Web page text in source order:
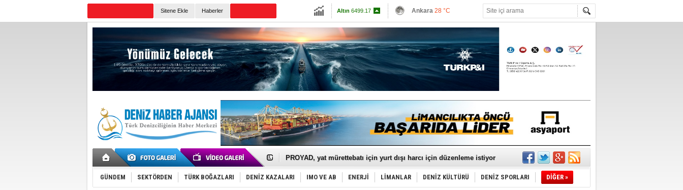
Sitene Ekle Haberler
Altın 6499.17
Euro54.9515
Ankara 28 °C
Antalya28 °C
Muğla 29 °C
Çanakkale 29 °C
İTU AUV, Dünya’da 2. oldu!
PROYAD, yat mürettebatı için yurt dışı harcı için düzenleme istiyor
Türkiye-Irak enerji hattında yeni dönem başlıyor
Türk Armatöre 'Uyuşturucu' tutuklaması!
Deniz turizminde yeni ‘Ceza Rejimi’!
GÜNDEM SEKTÖRDEN TÜRK BOĞAZLARI DENİZ KAZALARI IMO VE AB ENERJİ LİMANLAR DENİZ KÜLTÜRÜ DENİZ SPORLARI DİĞER »